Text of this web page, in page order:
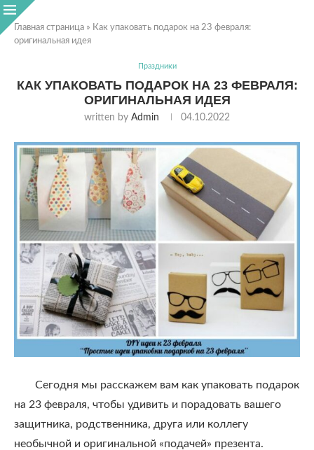
Главная страница » Как упаковать подарок на 23 февраля:
оригинальная идея
Праздники
КАК УПАКОВАТЬ ПОДАРОК НА 23 ФЕВРАЛЯ:
ОРИГИНАЛЬНАЯ ИДЕЯ
written by Admin 04.10.2022
Сегодня мы расскажем вам как упаковать подарок
на 23 февраля, чтобы удивить и порадовать вашего
защитника, родственника, друга или коллегу
необычной и оригинальной «подачей» презента.